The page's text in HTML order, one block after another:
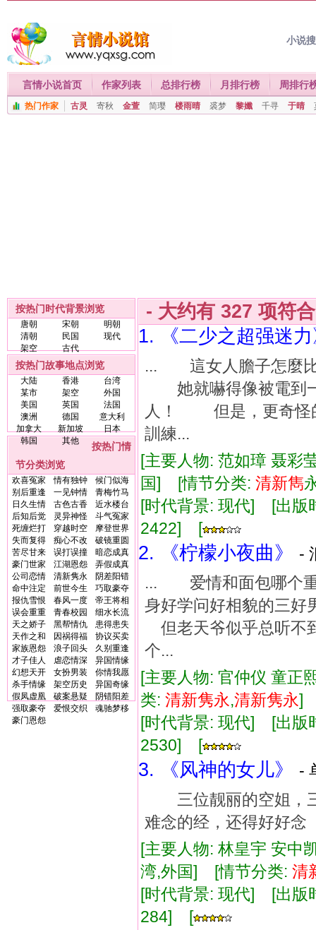
小说
言情小说首页 作家列表 总排行榜 月排行榜 周排行
热门作家 古灵 寄秋 金萱 简璎 楼雨晴 裘梦 黎孅 千寻 于晴
按热门时代背景浏览
唐朝 宋朝
明朝
清朝
民国
现代
架空
古代
按热门故事地点浏览
大陆 香港
台湾
某市
架空
外国
美国
英国
法国
澳洲
德国
意大利
加拿大
新加坡
日本
韩国
其他
按热门情
节分类浏览
欢喜冤家 情有独钟
候门似海
别后重逢
一见钟情
青梅竹马
日久生情
古色古香
近水楼台
后知后觉
灵异神怪
斗气冤家
死缠烂打
穿越时空
摩登世界
失而复得
痴心不改
破镜重圆
苦尽甘来
误打误撞
暗恋成真
豪门世家
江湖恩怨
弄假成真
公司恋情
清新隽永
阴差阳错
命中注定
前世今生
巧取豪夺
报仇雪恨
春风一度
帝王将相
误会重重
青春校园
细水长流
天之娇子
黑帮情仇
患得患失
天作之和
因祸得福
协议买卖
家族恩怨
浪子回头
久别重逢
才子佳人
虐恋情深
异国情缘
幻想天开
女扮男装
你情我愿
杀手情缘
架空历史
异国奇缘
假凤虚凰
破案悬疑
阴错阳差
强取豪夺
爱恨交织
魂驰梦移
豪门恩怨
- 大约有 327 项符
1. 《二少之超强迷
... 這女人膽子怎麼
她就嚇得像被電
人！ 但是，更奇
訓練...
[主要人物: 范如璋 聂彩
国] [情节分类: 清新雋
[时代背景: 现代] [出
2422] [
2. 《柠檬小夜曲》
-
... 爱情和面包哪个
身好学问好相貌的三
但老天爷似乎总听
个...
[主要人物: 官仲仪 童
类: 清新隽永,清新隽永
[时代背景: 现代] [出
2530] [
3. 《风神的女儿》
-
三位靓丽的空姐，三
难念的经，还得好好念
[主要人物: 林皇宇 安中
湾,外国] [情节分类: 清
[时代背景: 现代] [出
284] [